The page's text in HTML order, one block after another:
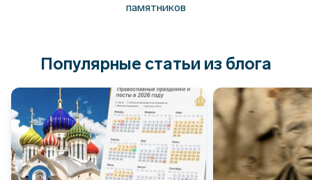
памятников
Популярные статьи из блога